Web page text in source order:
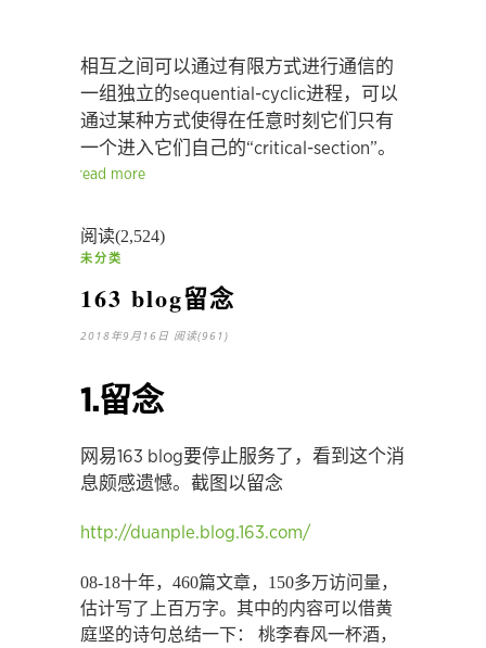
相互之间可以通过有限方式进行通信的
一组独立的sequential-cyclic进程，可以
通过某种方式使得在任意时刻它们只有
一个进入它们自己的“critical-section”。
read more
阅读(2,524)
未分类
163 blog留念
2018年9月16日 阅读(961)
1.留念
网易163 blog要停止服务了，看到这个消
息颇感遗憾。截图以留念
http://duanple.blog.163.com/
08-18十年，460篇文章，150多万访问量，
估计写了上百万字。其中的内容可以借黄
庭坚的诗句总结一下： 桃李春风一杯酒，